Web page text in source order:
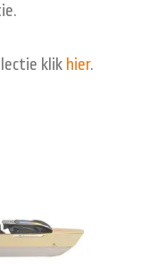
klik hier.